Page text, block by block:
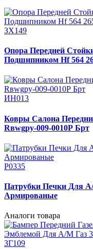
ЗХ149
Опора Передней
Подшипником Hf 564
ИН013
Ковры Салона
Rвwgpy-009-0010Р Брт
Р0335
Патрубки Печки Для
Армированые
Аналоги товара
ЗГ109